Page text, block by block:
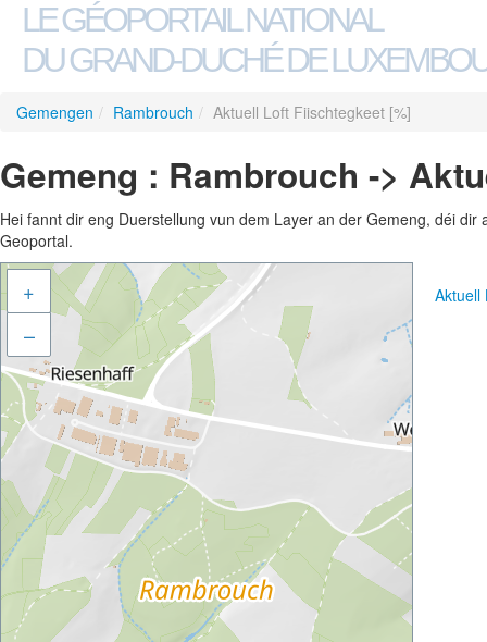
LE GÉOPORTAIL NATIONAL
DU GRAND-DUCHÉ DE
Gemengen / Rambrouch / Aktuell Loft Fiischtegkeet [%]
Gemeng : Rambrouch ->
Hei fannt dir eng Duerstellung vun dem Layer an der Gemeng, déi
Geoportal.
+
–
Aktuell